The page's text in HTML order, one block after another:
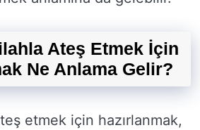
Ateş Etmek İçin
Ne Anlama Gelir?
etmek için hazırlanmak,